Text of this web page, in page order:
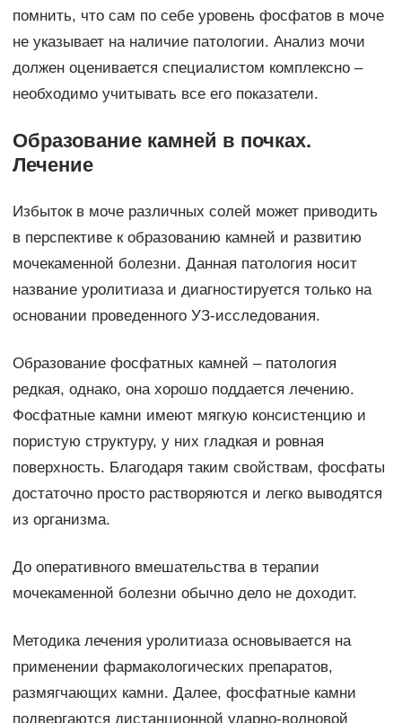
помнить, что сам по себе уровень фосфатов в моче
не указывает на наличие патологии. Анализ мочи
должен оценивается специалистом комплексно –
необходимо учитывать все его показатели.
Образование камней в почках.
Лечение
Избыток в моче различных солей может приводить
в перспективе к образованию камней и развитию
мочекаменной болезни. Данная патология носит
название уролитиаза и диагностируется только на
основании проведенного УЗ-исследования.
Образование фосфатных камней – патология
редкая, однако, она хорошо поддается лечению.
Фосфатные камни имеют мягкую консистенцию и
пористую структуру, у них гладкая и ровная
поверхность. Благодаря таким свойствам, фосфаты
достаточно просто растворяются и легко выводятся
из организма.
До оперативного вмешательства в терапии
мочекаменной болезни обычно дело не доходит.
Методика лечения уролитиаза основывается на
применении фармакологических препаратов,
размягчающих камни. Далее, фосфатные камни
подвергаются дистанционной ударно-волновой